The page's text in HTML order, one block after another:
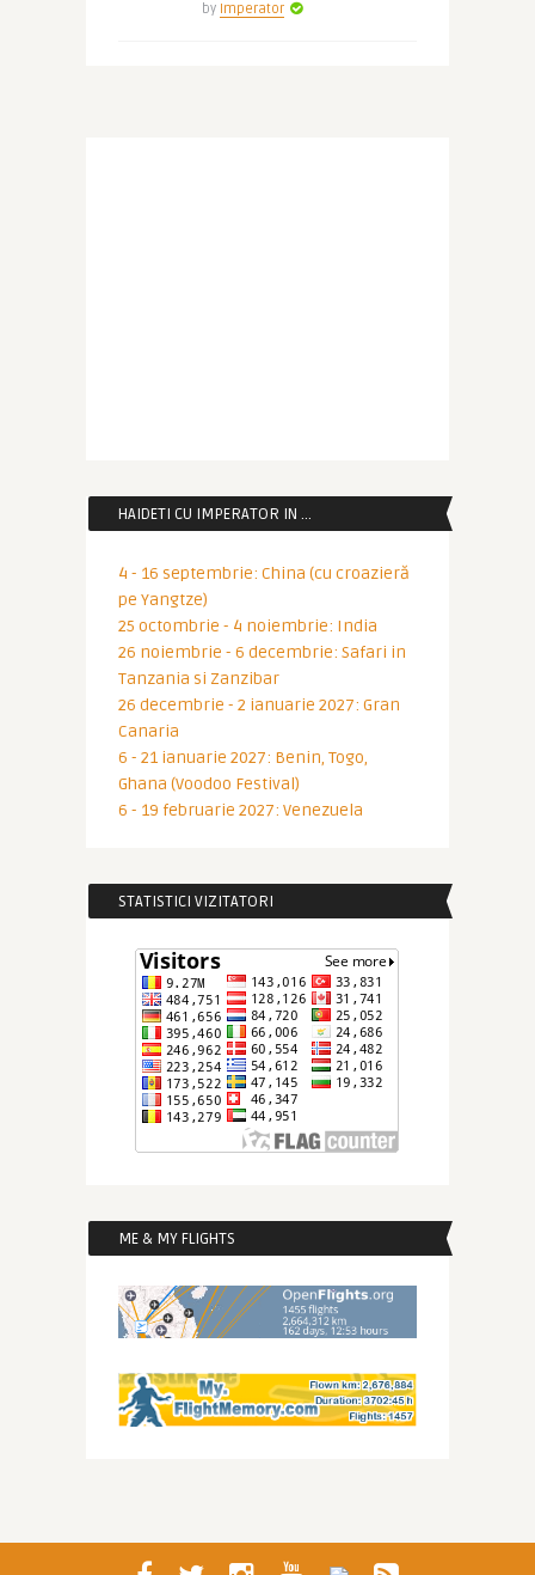
by Imperator
HAIDETI CU IMPERATOR IN …
4 - 16 septembrie: China (cu croazieră
pe Yangtze)
25 octombrie - 4 noiembrie: India
26 noiembrie - 6 decembrie: Safari in
Tanzania si Zanzibar
26 decembrie - 2 ianuarie 2027: Gran
Canaria
6 - 21 ianuarie 2027: Benin, Togo,
Ghana (Voodoo Festival)
6 - 19 februarie 2027: Venezuela
STATISTICI VIZITATORI
ME & MY FLIGHTS